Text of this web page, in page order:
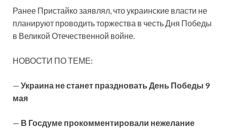
Ранее Пристайко заявлял, что украинские власти не
планируют проводить торжества в честь Дня Победы
в Великой Отечественной войне.
НОВОСТИ ПО ТЕМЕ:
— Украина не станет праздновать День Победы 9
мая
— В Госдуме прокомментировали нежелание